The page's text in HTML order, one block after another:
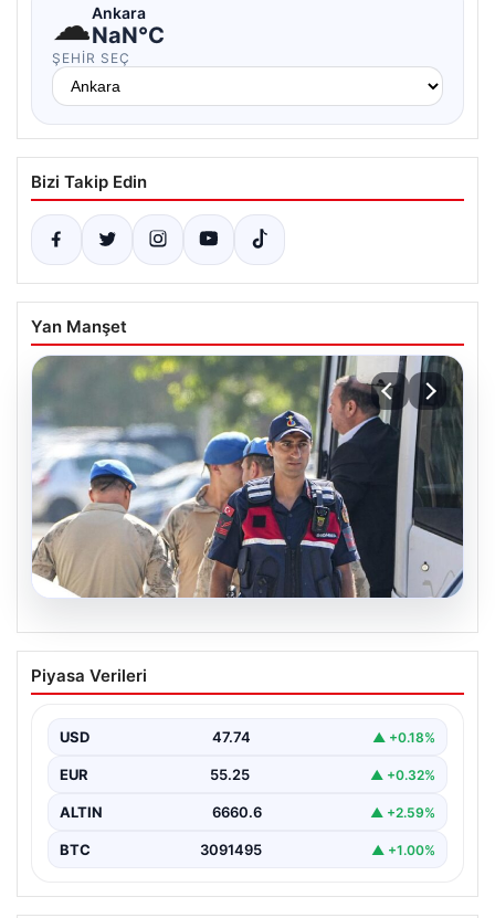
☁Ankara
NaN°C
ŞEHIR SEÇ
Bizi Takip Edin
Yan Manşet
07.08.2026
Menderes Belediye Başkanı İlkay Çiçek
ve 9 Kişi Tutuklandı
Çiçek'in de aralarında bulunduğu isimlere yönelik
yürütülen kapsamlı…
Piyasa Verileri
USD 47.74 ▲ +0.18%
EUR 55.25 ▲ +0.32%
ALTIN 6660.6 ▲ +2.59%
BTC 3091495 ▲ +1.00%